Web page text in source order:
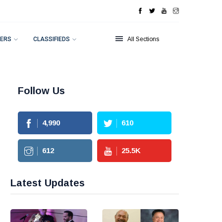
CLASSIFIEDS All Sections
Follow Us
4,990 610
612 25.5K
Latest Updates